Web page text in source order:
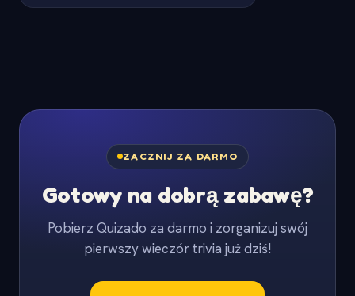
ZACZNIJ ZA DARMO
Gotowy na dobrą zabawę?
Pobierz Quizado za darmo i zorganizuj swój
pierwszy wieczór trivia już dziś!